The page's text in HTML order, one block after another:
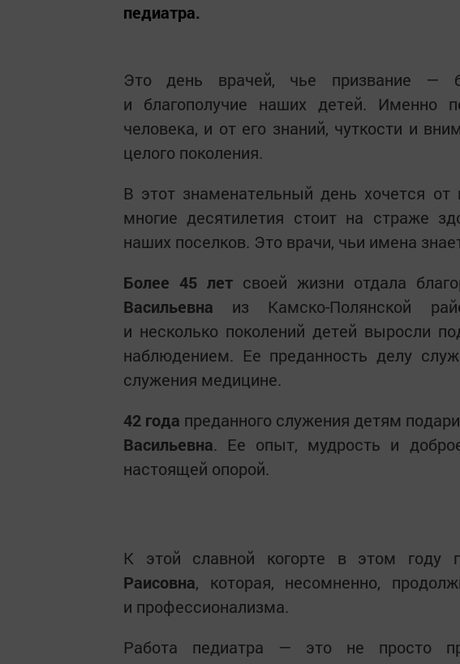
педиатра.
Это день врачей, чье призвание —
и благополучие наших детей.
человека, и от его знаний, чуткости и
целого поколения.
В этот знаменательный день хочется от
многие десятилетия стоит на страже
наших поселков. Это врачи, чьи имена
Более 45 лет своей жизни отдала
Васильевна из Камско-Полянской
и несколько поколений детей выросли
наблюдением. Ее преданность делу
служения медицине.
42 года преданного служения детям
Васильевна. Ее опыт, мудрость и
настоящей опорой.
К этой славной когорте в этом году
Раисовна, которая, несомненно,
и профессионализма.
Работа педиатра — это не просто